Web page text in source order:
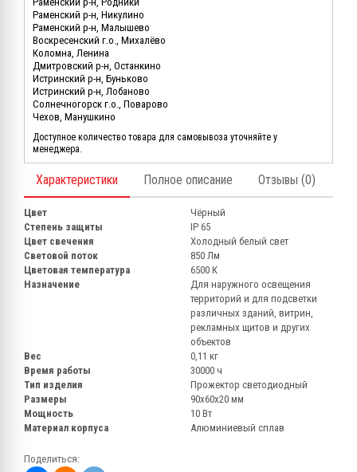
Раменский р-н, Никулино
Раменский р-н, Малышево
Воскресенский г.о., Михалёво
Коломна, Ленина
Дмитровский р-н, Останкино
Истринский р-н, Буньково
Истринский р-н, Лобаново
Солнечногорск г.о., Поварово
Чехов, Манушкино
Доступное количество товара для самовывоза уточняйте у
менеджера.
Характеристики Полное описание Отзывы (0)
Цвет
Чёрный
Степень защиты
IP 65
Цвет свечения
Холодный белый свет
Световой поток
850 Лм
Цветовая температура
6500 К
Назначение
Для наружного освещения
территорий и для подсветки
различных зданий, витрин,
рекламных щитов и других
объектов
Вес
0,11 кг
Время работы
30000 ч
Тип изделия
Прожектор светодиодный
Размеры
90х60х20 мм
Мощность
10 Вт
Материал корпуса
Алюминиевый сплав
Поделиться: